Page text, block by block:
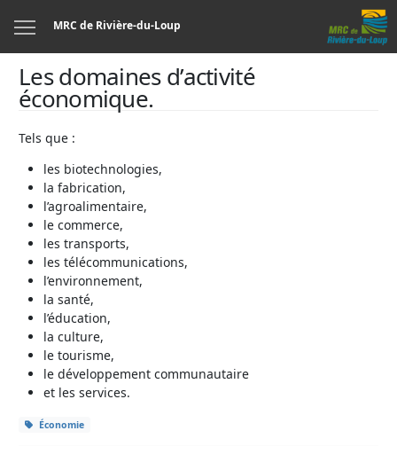
MRC de Rivière-du-Loup
Les domaines d’activité
économique.
Tels que :
les biotechnologies,
la fabrication,
l’agroalimentaire,
le commerce,
les transports,
les télécommunications,
l’environnement,
la santé,
l’éducation,
la culture,
le tourisme,
le développement communautaire
et les services.
Économie